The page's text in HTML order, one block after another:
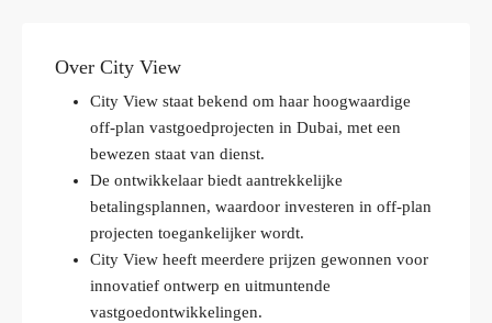
Over City View
City View staat bekend om haar hoogwaardige
off-plan vastgoedprojecten in Dubai, met een
bewezen staat van dienst.
De ontwikkelaar biedt aantrekkelijke
betalingsplannen, waardoor investeren in off-plan
projecten toegankelijker wordt.
City View heeft meerdere prijzen gewonnen voor
innovatief ontwerp en uitmuntende
vastgoedontwikkelingen.